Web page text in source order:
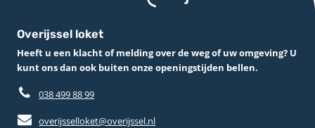
Overijssel loket
Heeft u een klacht of melding over de weg of uw omgeving? U
kunt ons dan ook buiten onze openingstijden bellen.
038 499 88 99
overijsselloket@overijssel.nl